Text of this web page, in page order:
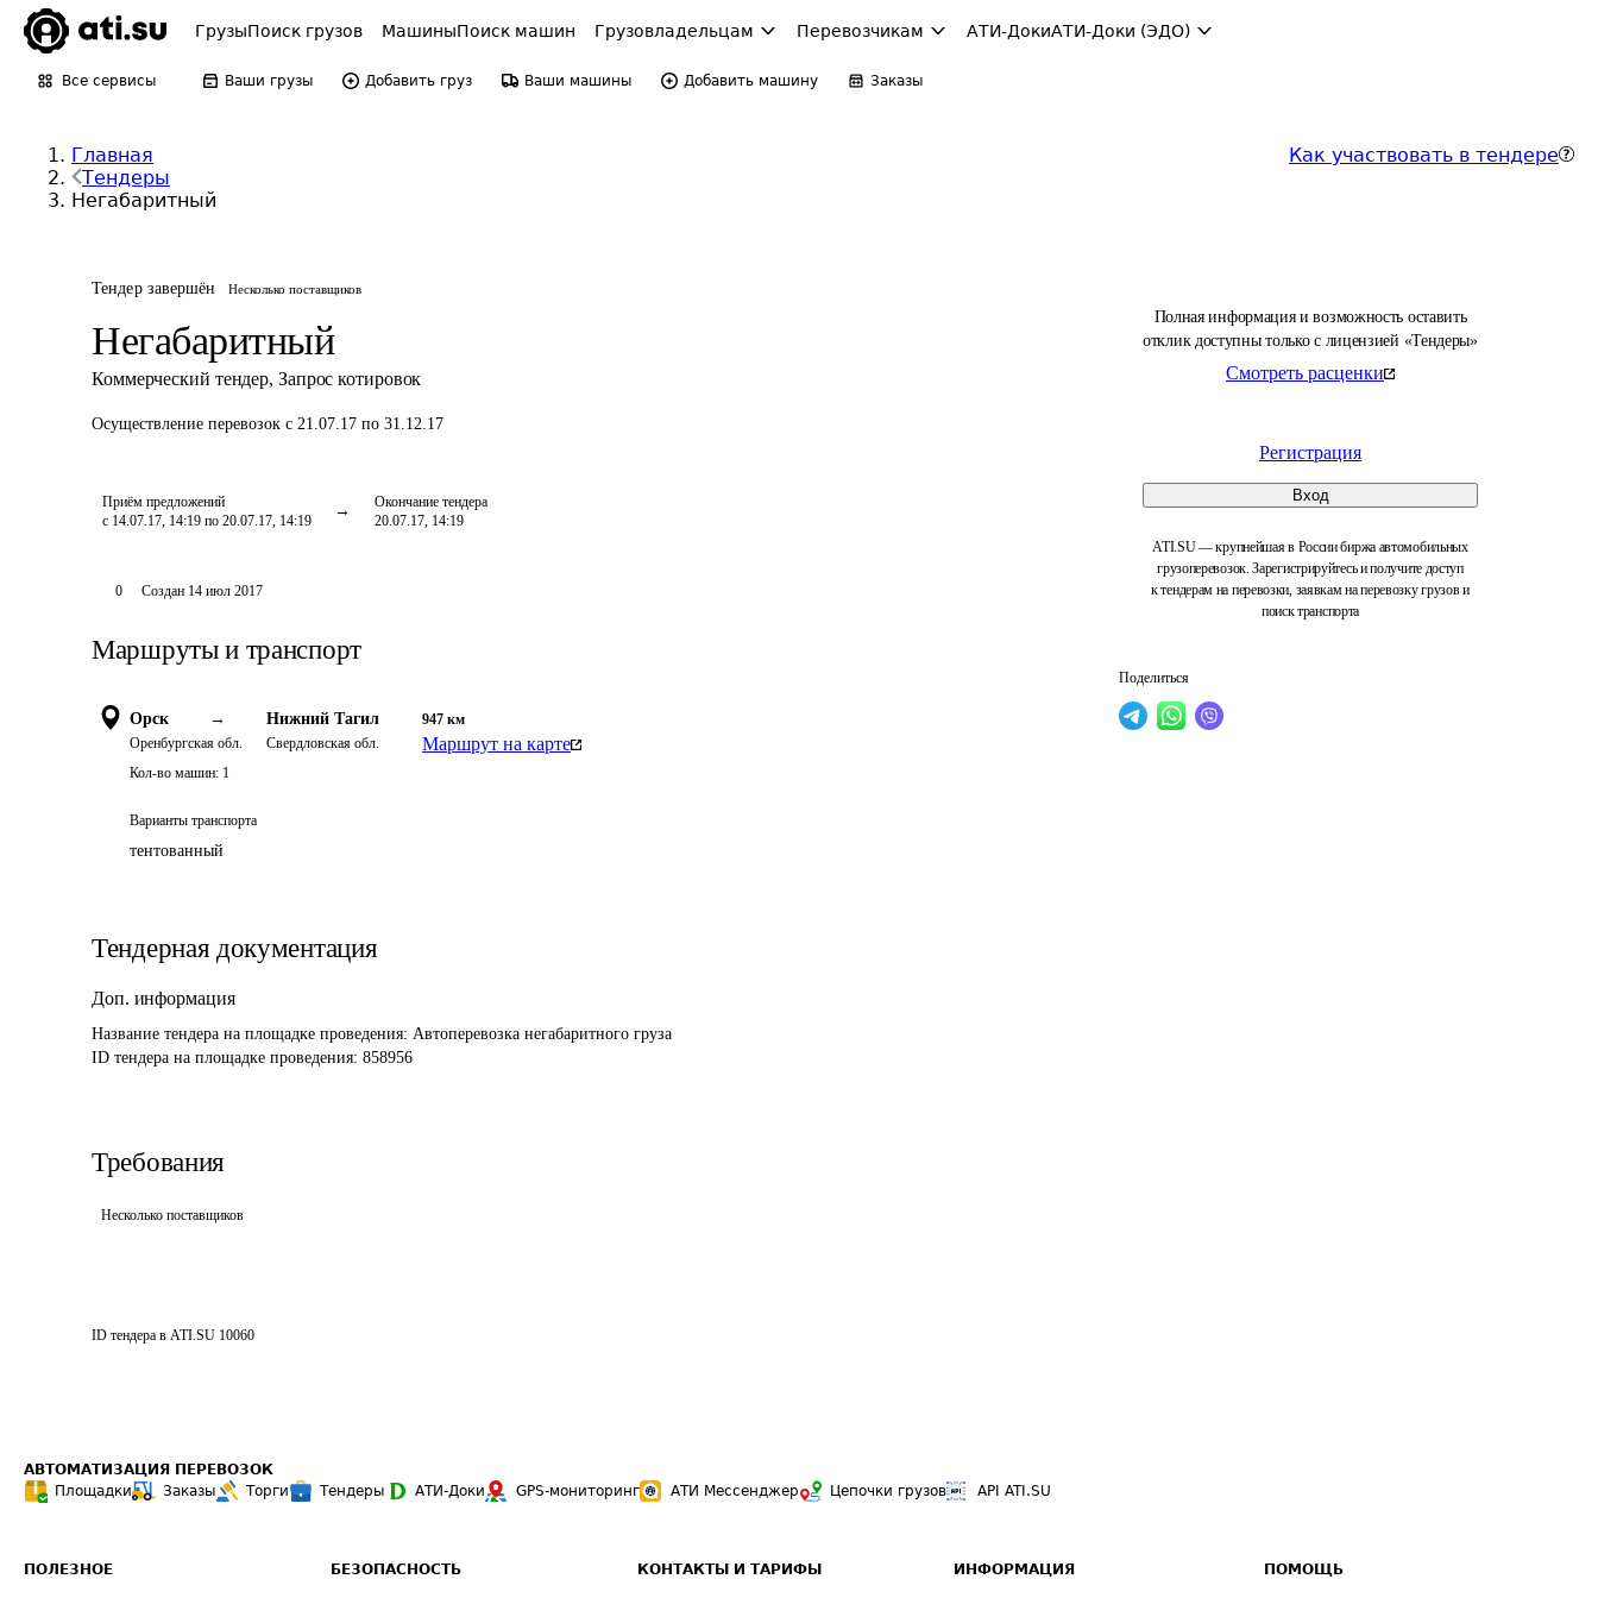
ГрузыПоиск грузов МашиныПоиск машин Грузовладельцам Перевозчикам АТИ-ДокиАТИ-Доки (ЭДО)
Все сервисы Ваши грузы Добавить груз Ваши машины Добавить машину Заказы
Главная
Тендеры
Негабаритный
Как участвовать в тендере
Тендер завершён Несколько поставщиков
Негабаритный
Коммерческий тендер, Запрос котировок
Осуществление перевозок с 21.07.17 по 31.12.17
Приём предложений
с 14.07.17, 14:19 по 20.07.17, 14:19
Окончание тендера
20.07.17, 14:19
Полная информация и возможность оставить
отклик доступны только с лицензией «Тендеры»
Смотреть расценки
Регистрация
Вход
ATI.SU — крупнейшая в России биржа автомобильных
грузоперевозок. Зарегистрируйтесь и получите доступ
к тендерам на перевозки, заявкам на перевозку грузов и
поиск транспорта
Поделиться
0 Создан 14 июл 2017
Маршруты и транспорт
Орск →
Оренбургская обл.
Нижний Тагил
Свердловская обл.
947 км
Маршрут на карте
Кол-во машин: 1
Варианты транспорта
тентованный
Тендерная документация
Доп. информация
Название тендера на площадке проведения: Автоперевозка негабаритного груза
ID тендера на площадке проведения: 858956
Требования
Несколько поставщиков
ID тендера в ATI.SU 10060
АВТОМАТИЗАЦИЯ ПЕРЕВОЗОК
Площадки
Заказы Торги Тендеры АТИ-Доки GPS-мониторинг АТИ Мессенджер Цепочки грузов API ATI.SU
ПОЛЕЗНОЕ БЕЗОПАСНОСТЬ КОНТАКТЫ И ТАРИФЫ ИНФОРМАЦИЯ ПОМОЩЬ